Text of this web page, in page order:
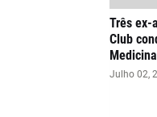
Três ex-
Club
Julho 02,